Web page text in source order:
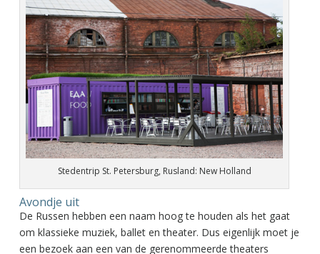
Stedentrip St. Petersburg, Rusland: New Holland
Avondje uit
De Russen hebben een naam hoog te houden als het gaat
om klassieke muziek, ballet en theater. Dus eigenlijk moet je
een bezoek aan een van de gerenommeerde theaters